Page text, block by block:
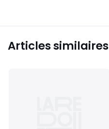
Articles similaires